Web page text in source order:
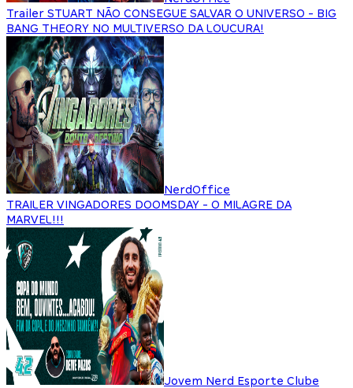
Trailer STUART NÃO CONSEGUE SALVAR O UNIVERSO - BIG
BANG THEORY NO MULTIVERSO DA LOUCURA!
NerdOffice
TRAILER VINGADORES DOOMSDAY - O MILAGRE DA
MARVEL!!!
Jovem Nerd Esporte Clube